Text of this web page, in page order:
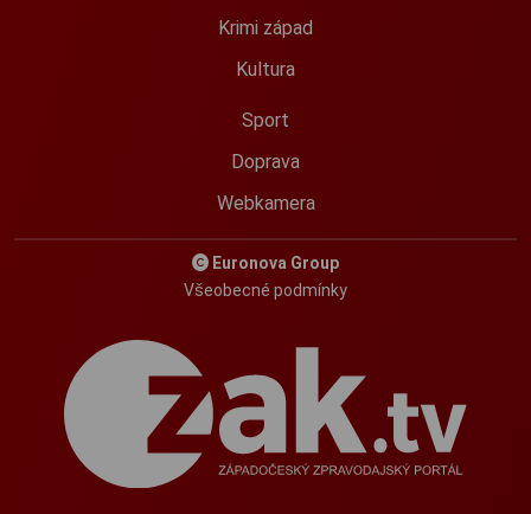
Krimi západ
Kultura
Sport
Doprava
Webkamera
Euronova Group
Všeobecné podmínky